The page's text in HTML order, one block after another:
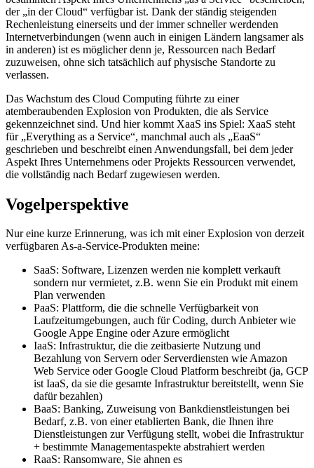
Wenn Sie irgendwo in der Tech-Branche arbeiten, haben Sie diese
Akronyme schon einmal gehört: SaaS, PaaS, Iaas, die einen
bestimmten Aspekt Ihres Unternehmens „as a Service“ beschreiben,
der „in der Cloud“ verfügbar ist. Dank der ständig steigenden
Rechenleistung einerseits und der immer schneller werdenden
Internetverbindungen (wenn auch in einigen Ländern langsamer als
zuzuweisen, ohne sich tatsächlich auf physische Standorte zu
verlassen.
Das Wachstum des Cloud Computing führte zu einer
atemberaubenden Explosion von Produkten, die als Service
gekennzeichnet sind. Und hier kommt XaaS ins Spiel: XaaS steht
für „Everything as a Service“, manchmal auch als „EaaS“
geschrieben und beschreibt einen Anwendungsfall, bei dem jeder
Aspekt Ihres Unternehmens oder Projekts Ressourcen verwendet,
die vollständig nach Bedarf zugewiesen werden.
Vogelperspektive
Nur eine kurze Erinnerung, was ich mit einer Explosion von derzeit
verfügbaren As-a-Service-Produkten meine:
SaaS: Software, Lizenzen werden nie komplett verkauft
sondern nur vermietet, z.B. wenn Sie ein Produkt mit einem
Plan verwenden
PaaS: Plattform, die die schnelle Verfügbarkeit von
Laufzeitumgebungen, auch für Coding, durch Anbieter wie
Google Appe Engine oder Azure ermöglicht
IaaS: Infrastruktur, die die zeitbasierte Nutzung und
Bezahlung von Servern oder Serverdiensten wie Amazon
Web Service oder Google Cloud Platform beschreibt (ja, GCP
ist IaaS, da sie die gesamte Infrastruktur bereitstellt, wenn Sie
dafür bezahlen)
BaaS: Banking, Zuweisung von Bankdienstleistungen bei
Bedarf, z.B. von einer etablierten Bank, die Ihnen ihre